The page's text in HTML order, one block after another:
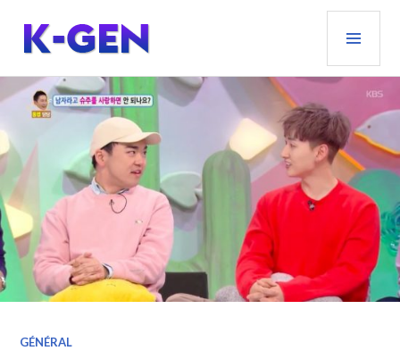
contenu
principal
K-GEN
GÉNÉRAL